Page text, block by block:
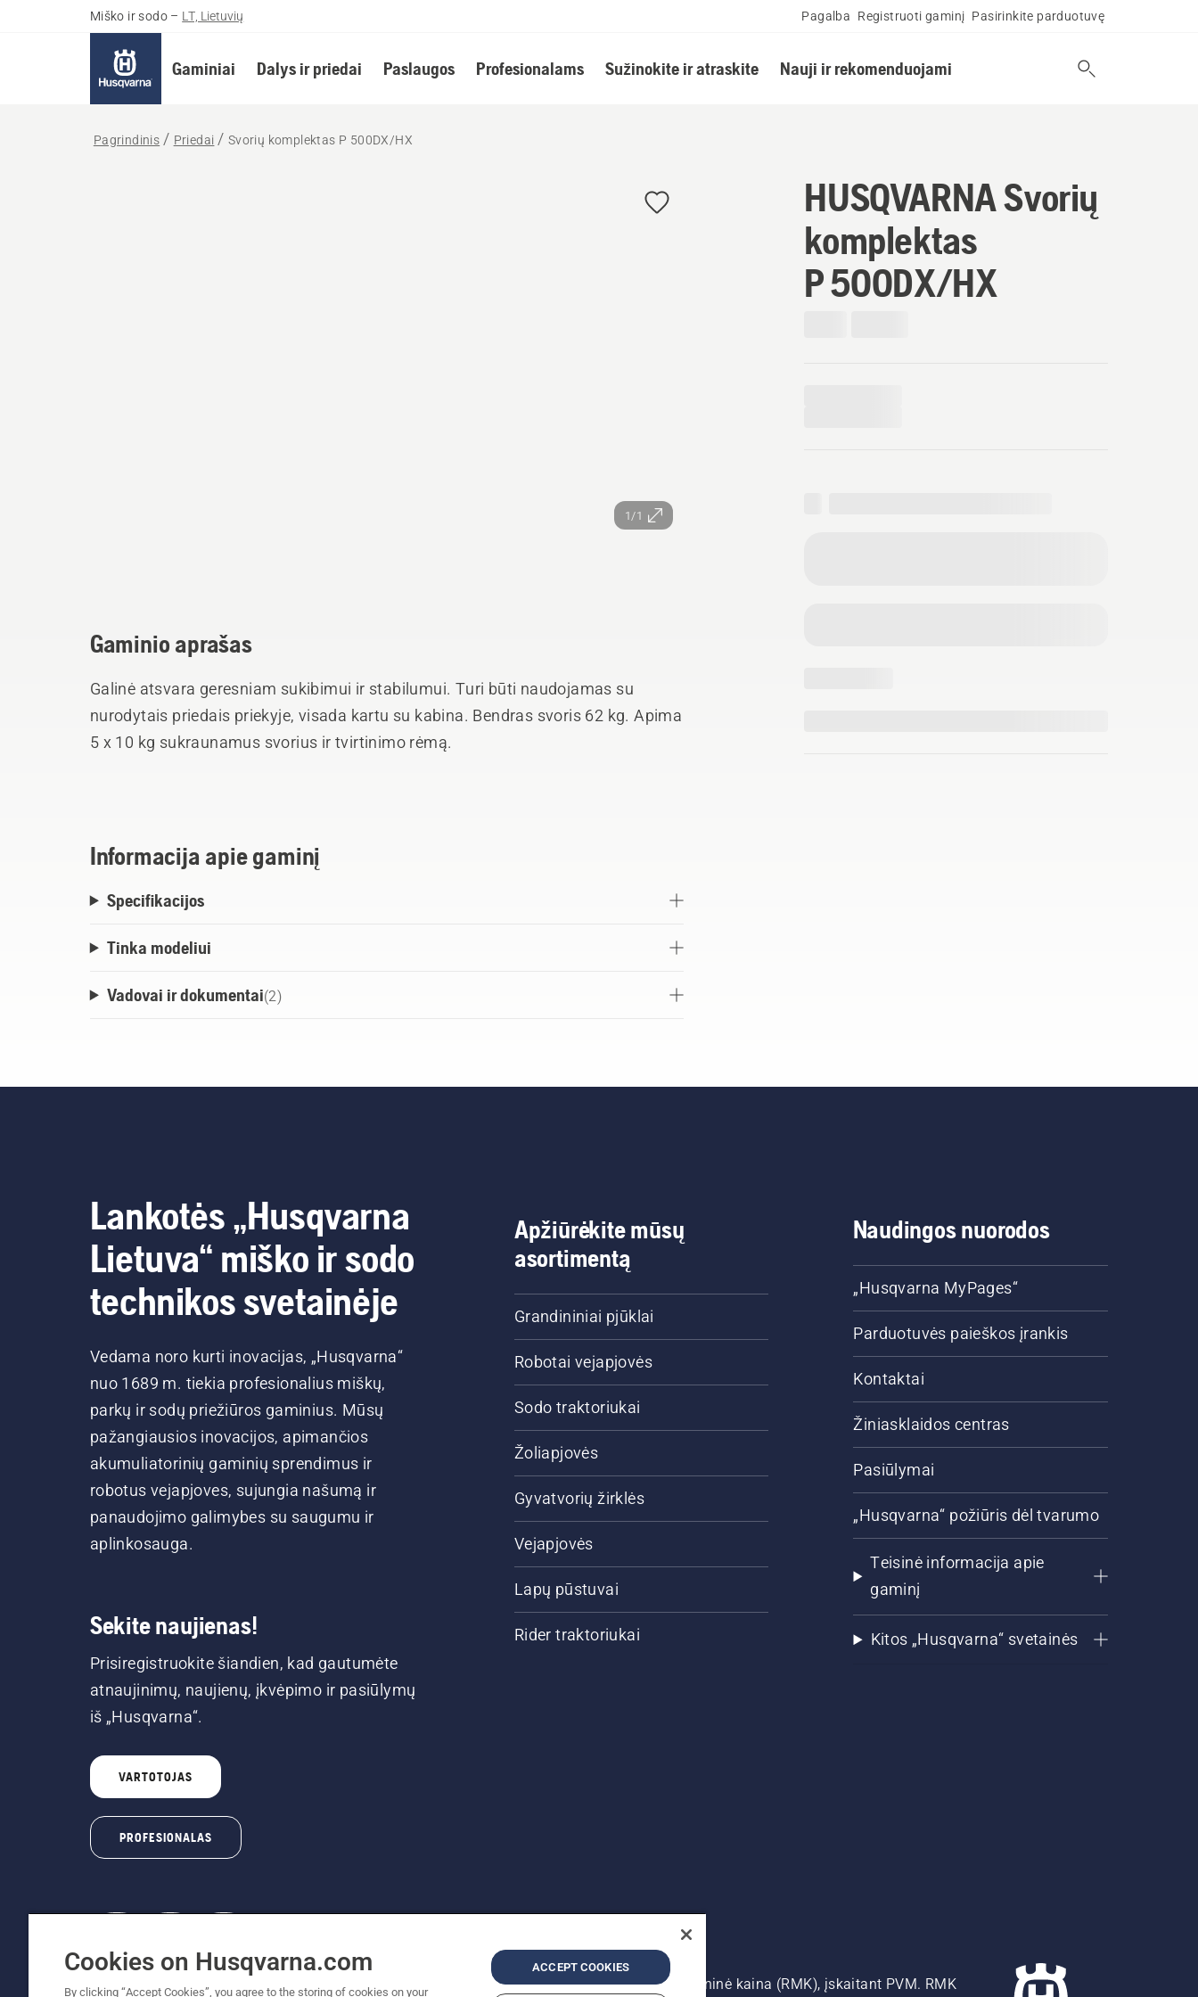
Miško ir sodo – LT, Lietuvių Pagalba Registruoti gaminį Pasirinkite parduotuvę
Gaminiai Dalys ir priedai Paslaugos Profesionalams Sužinokite ir atraskite Nauji ir rekomenduojami
Pagrindinis Priedai Svorių komplektas P 500DX/HX
1/1
HUSQVARNA Svorių
komplektas
P 500DX/HX
Gaminio aprašas
Galinė atsvara geresniam sukibimui ir stabilumui. Turi būti naudojamas su
nurodytais priedais priekyje, visada kartu su kabina. Bendras svoris 62 kg. Apima
5 x 10 kg sukraunamus svorius ir tvirtinimo rėmą.
Informacija apie gaminį
Specifikacijos
Tinka modeliui
Vadovai ir dokumentai(2)
Lankotės „Husqvarna
Lietuva“ miško ir sodo
technikos svetainėje
Vedama noro kurti inovacijas, „Husqvarna“
nuo 1689 m. tiekia profesionalius miškų,
parkų ir sodų priežiūros gaminius. Mūsų
pažangiausios inovacijos, apimančios
akumuliatorinių gaminių sprendimus ir
robotus vejapjoves, sujungia našumą ir
panaudojimo galimybes su saugumu ir
aplinkosauga.
Sekite naujienas!
Prisiregistruokite šiandien, kad gautumėte
atnaujinimų, naujienų, įkvėpimo ir pasiūlymų
iš „Husqvarna“.
VARTOTOJAS
PROFESIONALAS
Apžiūrėkite mūsų
asortimentą
Grandininiai pjūklai
Robotai vejapjovės
Sodo traktoriukai
Žoliapjovės
Gyvatvorių žirklės
Vejapjovės
Lapų pūstuvai
Rider traktoriukai
Naudingos nuorodos
„Husqvarna MyPages“
Parduotuvės paieškos įrankis
Kontaktai
Žiniasklaidos centras
Pasiūlymai
„Husqvarna“ požiūris dėl tvarumo
Teisinė informacija apie
gaminį
Kitos „Husqvarna“ svetainės
© „Husqvarna AB“ (leid). Visos teisės priklauso autoriui. Nurodoma rekomenduojama mažmeninė kaina (RMK), įskaitant PVM. RMK
Cookies on Husqvarna.com
By clicking “Accept Cookies”, you agree to the storing of cookies on your
ACCEPT COOKIES